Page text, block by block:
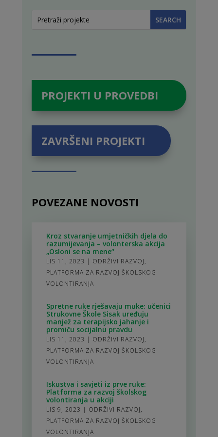
PROJEKTI U PROVEDBI
ZAVRŠENI PROJEKTI
POVEZANE NOVOSTI
Kroz stvaranje umjetničkih djela do
razumijevanja – volonterska akcija
„Osloni se na mene“
LIS 11, 2023 | ODRŽIVI RAZVOJ,
PLATFORMA ZA RAZVOJ ŠKOLSKOG
VOLONTIRANJA
Spretne ruke rješavaju muke: učenici
Strukovne Škole Sisak uređuju
manjež za terapijsko jahanje i
promiču socijalnu pravdu
LIS 11, 2023 | ODRŽIVI RAZVOJ,
PLATFORMA ZA RAZVOJ ŠKOLSKOG
VOLONTIRANJA
Iskustva i savjeti iz prve ruke:
Platforma za razvoj školskog
volontiranja u akciji
LIS 9, 2023 | ODRŽIVI RAZVOJ,
PLATFORMA ZA RAZVOJ ŠKOLSKOG
VOLONTIRANJA